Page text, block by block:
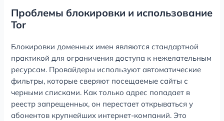
Проблемы блокировки и использование
Tor
Блокировки доменных имен являются стандартной
практикой для ограничения доступа к нежелательным
ресурсам. Провайдеры используют автоматические
фильтры, которые сверяют посещаемые сайты с
черными списками. Как только адрес попадает в
реестр запрещенных, он перестает открываться у
абонентов крупнейших интернет-компаний. Это